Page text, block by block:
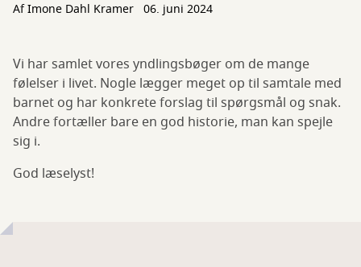
AfImone Dahl Kramer 06. juni 2024
Vi har samlet vores yndlingsbøger om de mange
følelser i livet. Nogle lægger meget op til samtale med
barnet og har konkrete forslag til spørgsmål og snak.
Andre fortæller bare en god historie, man kan spejle
sig i.
God læselyst!